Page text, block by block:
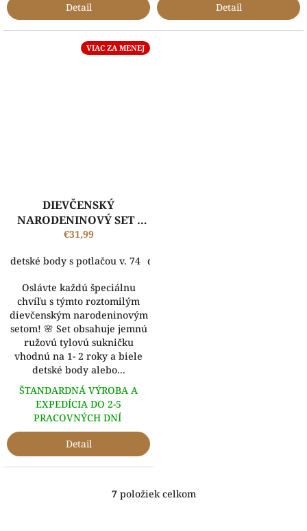
Detail
Detail
VIAC ZA MENEJ
DIEVČENSKÝ
NARODENINOVÝ SET -
body s potlačou a
€31,99
detské body s potlačou v. 74 detské body s potlačou v. 80
Oslávte každú špeciálnu
chvíľu s týmto roztomilým
dievčenským narodeninovým
setom! 🌸 Set obsahuje jemnú
ružovú tylovú sukničku
vhodnú na 1- 2 roky a biele
detské body alebo...
ŠTANDARDNÁ VÝROBA A
EXPEDÍCIA DO 2-5
PRACOVNÝCH DNÍ
Detail
O
7položiek celkom